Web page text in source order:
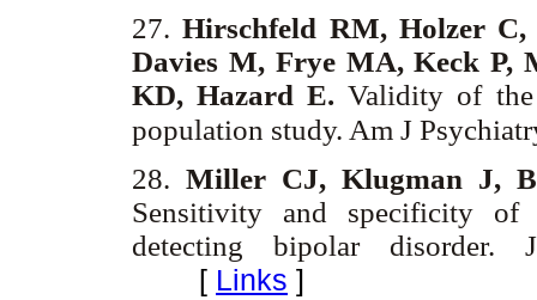
27.Hirschfeld RM, Holzer C,
Davies M, Frye MA, Keck P,
KD, Hazard E. Validity of the
population study. Am J
28. Miller CJ, Klugman J,
Sensitivity and specificity of
detecting bipolar
[ Links ]